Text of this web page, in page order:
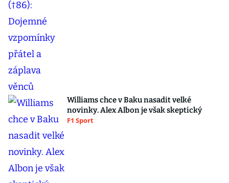
Williams chce v Baku nasadit velké
novinky. Alex Albon je však skeptický
F1 Sport